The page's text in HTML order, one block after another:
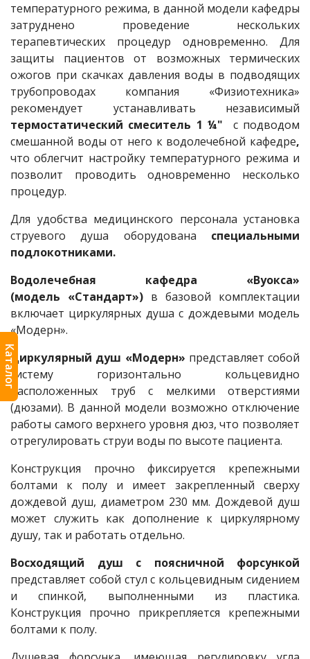
Каталог
температурного режима, в данной модели кафедры
затруднено проведение нескольких
терапевтических процедур одновременно. Для
защиты пациентов от возможных термических
ожогов при скачках давления воды в подводящих
трубопроводах компания «Физиотехника»
рекомендует устанавливать независимый
термостатический смеситель 1 ¼"
с подводом
смешанной воды от него к водолечебной кафедре,
что облегчит настройку температурного режима и
позволит проводить одновременно несколько
процедур.
Для удобства медицинского персонала установка
струевого душа оборудована специальными
подлокотниками.
Водолечебная кафедра «Вуокса»
(модель «Стандарт») в базовой комплектации
включает циркулярных душа с дождевыми модель
«Модерн».
Циркулярный душ «Модерн» представляет собой
систему горизонтально кольцевидно
расположенных труб с мелкими отверстиями
(дюзами). В данной модели возможно отключение
работы самого верхнего уровня дюз, что позволяет
отрегулировать струи воды по высоте пациента.
Конструкция прочно фиксируется крепежными
болтами к полу и имеет закрепленный сверху
дождевой душ, диаметром 230 мм. Дождевой душ
может служить как дополнение к циркулярному
душу, так и работать отдельно.
Восходящий душ с поясничной форсункой
представляет собой стул с кольцевидным сидением
и спинкой, выполненными из пластика.
Конструкция прочно прикрепляется крепежными
болтами к полу.